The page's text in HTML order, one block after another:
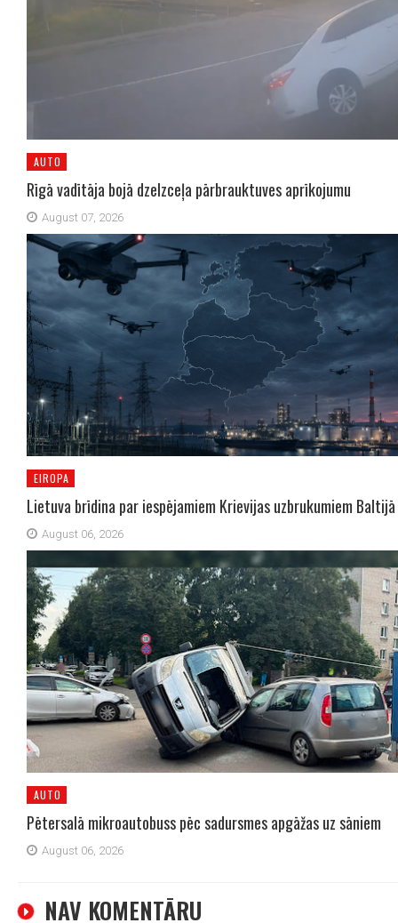
AUTO
Rīgā vadītāja bojā dzelzceļa pārbrauktuves aprīkojumu
August 07, 2026
EIROPA
Lietuva brīdina par iespējamiem Krievijas uzbrukumiem Baltijā
August 06, 2026
AUTO
Pētersalā mikroautobuss pēc sadursmes apgāžas uz sāniem
August 06, 2026
NAV KOMENTĀRU